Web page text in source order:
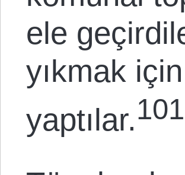
ele
yıkmak
yaptılar.101